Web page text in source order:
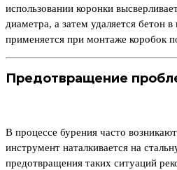
использовании коронки
диаметра, а затем удаляется бетон
применяется при монтаже коробок
Предотвращение
В процессе бурения часто
инструмент наталкивается на
предотвращения таких ситуаций